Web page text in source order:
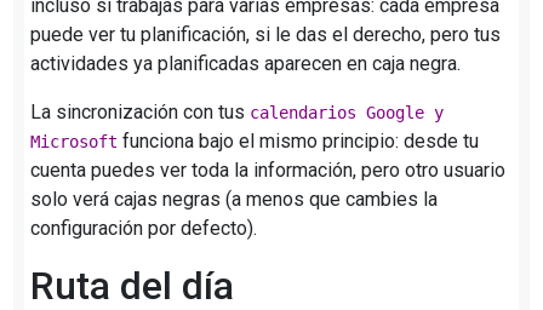
incluso si trabajas para varias empresas: cada empresa
puede ver tu planificación, si le das el derecho, pero tus
actividades ya planificadas aparecen en caja negra.
La sincronización con tus calendarios Google y
Microsoft funciona bajo el mismo principio: desde tu
cuenta puedes ver toda la información, pero otro usuario
solo verá cajas negras (a menos que cambies la
configuración por defecto).
Ruta del día